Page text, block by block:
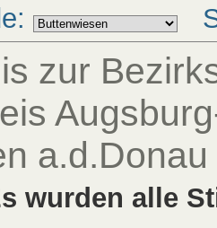
zur
wurden alle